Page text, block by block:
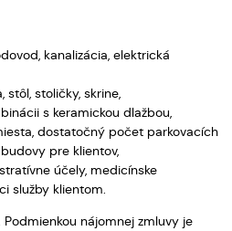
kanalizácia, elektrická
stoličky, skrine,
s keramickou dlažbou,
dostatočný počet parkovacích
pre klientov,
účely, medicínske
služby klientom.
nájomnej zmluvy je